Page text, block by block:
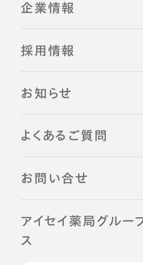
企業情報
採用情報
お知らせ
よくあるご質問
お問い合せ
アイセイ薬局グルー
ス